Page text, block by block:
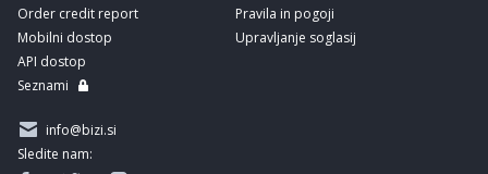
Order credit report
Mobilni dostop
API dostop
Seznami
Pravila in pogoji
Upravljanje soglasij
info@bizi.si
Sledite nam: